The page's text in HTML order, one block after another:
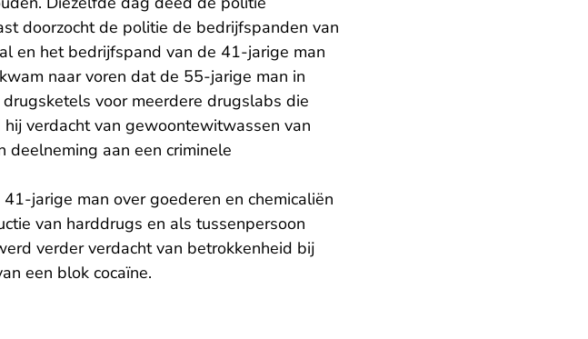
doorzocht de politie de bedrijfspanden van
en het bedrijfspand van de 41-jarige man
naar voren dat de 55-jarige man in
voor meerdere drugslabs die
verdacht van gewoontewitwassen van
deelneming aan een criminele
jarige man over goederen en chemicaliën
van harddrugs en als tussenpersoon
verder verdacht van betrokkenheid bij
een blok cocaïne.